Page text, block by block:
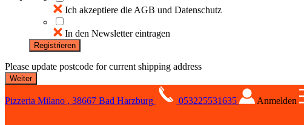
Ich akzeptiere die AGB und Datenschutz
In den Newsletter eintragen
Registrieren
Please update postcode for current shipping address
Pizzeria Milano , 38667 Bad Harzburg 053225531635 Anmelden